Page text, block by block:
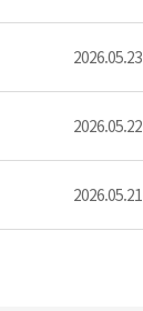
2026.05.23
2026.05.22
2026.05.21